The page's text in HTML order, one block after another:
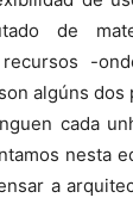
de
-
algúns dos
cada
nesta
a